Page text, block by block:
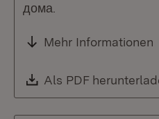
дома.
Mehr Informationen
Download:
Als PDF